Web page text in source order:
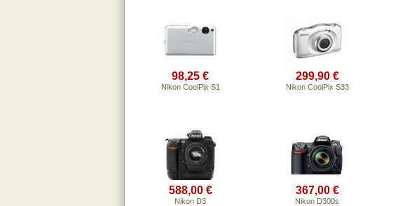
98,25 €
Nikon CoolPix S1
299,90 €
Nikon CoolPix S33
588,00 €
Nikon D3
367,00 €
Nikon D300s